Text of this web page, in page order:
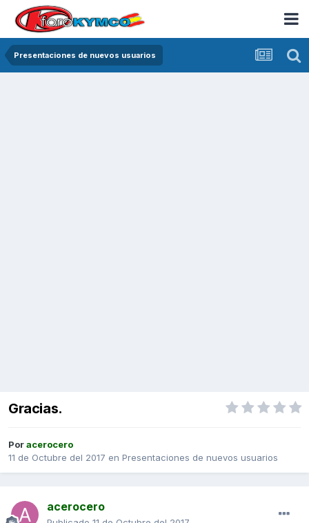
Presentaciones de nuevos usuarios
Gracias.
Poracerocero
11 de Octubre del 2017 en Presentaciones de nuevos usuarios
acerocero